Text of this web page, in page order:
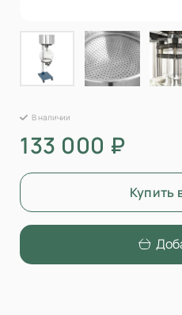
В наличии
133 000 ₽
Купить